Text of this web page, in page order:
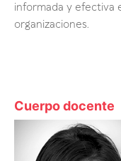
informada y efectiva
organizaciones.
Cuerpo docente